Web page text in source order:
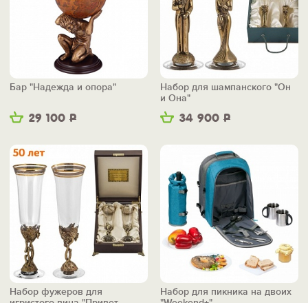
29 100 Р
Бар "Надежда и опора"
34 900 Р
Набор для шампанского "Он
и Она"
Набор фужеров для
Набор для пикника на двоих